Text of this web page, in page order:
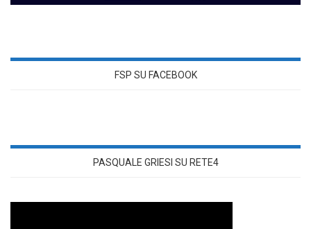
FSP SU FACEBOOK
PASQUALE GRIESI SU RETE4